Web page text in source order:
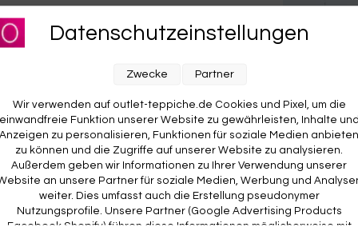
Beige Grau
Esprit Kurzflorteppich Türkis
ESPRIT
Weitere Farben anzeigen
Beige/Bunt
Braun/Bunt
Datenschutzeinstellungen
Wir verwenden auf outlet-teppiche.de Cookies und Pixel, um die
einwandfreie Funktion unserer Website zu gewährleisten, Inhalte und
Anzeigen zu personalisieren, Funktionen für soziale Medien anbieten
zu können und die Zugriffe auf unserer Website zu analysieren.
Außerdem geben wir Informationen zu Ihrer Verwendung unserer
an unsere Partner für soziale Medien, Werbung und
weiter. Dies umfasst auch die Erstellung pseudonymer
Nutzungsprofile. Unsere Partner (Google Advertising Products
Facebook Shopify) führen diese Informationen möglicherweise mit
Zwecke Partner
unseren Newsletter an und sichere dir
AUF DEINE
BESTELLUNG! 😍